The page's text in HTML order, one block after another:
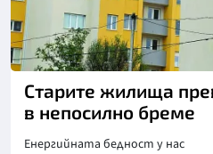
Старите жилища
в непосилно бреме
Енергийната бедност у нас